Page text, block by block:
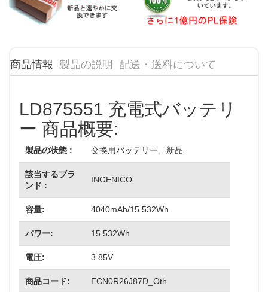
商品情報 製品の説明 配送・送料について
LD875551 充電式バッテリ
ー 商品概要:
製品の状態 : 交換用バッテリー、新品
該当するブラ
ンド :
INGENICO
容量: 4040mAh/15.532Wh
パワー: 15.532Wh
電圧: 3.85V
商品コード: ECN0R26J87D_Oth